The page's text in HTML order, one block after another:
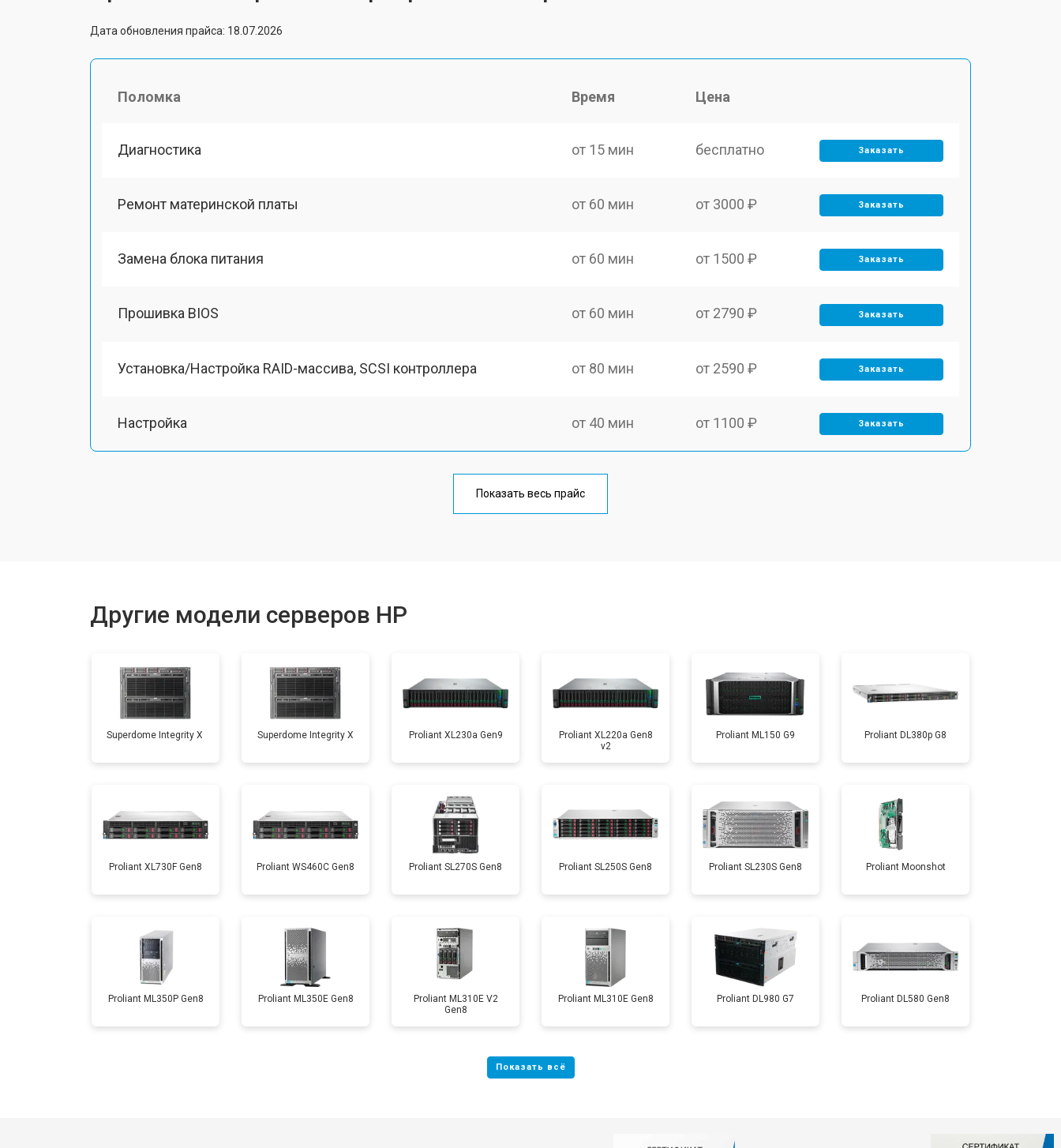
Дата обновления прайса: 18.07.2026
Поломка Время Цена
Диагностика от 15 мин бесплатно Заказать
Ремонт материнской платы от 60 мин от 3000 ₽ Заказать
Замена блока питания от 60 мин от 1500 ₽ Заказать
Прошивка BIOS от 60 мин от 2790 ₽ Заказать
Установка/Настройка RAID-массива, SCSI контроллера от 80 мин от 2590 ₽ Заказать
Настройка от 40 мин от 1100 ₽ Заказать
Показать весь прайс
Другие модели серверов HP
Superdome Integrity Х Superdome Integrity Х Proliant XL230a Gen9
Proliant XL220a Gen8
v2
Proliant ML150 G9 Proliant DL380p G8
Proliant XL730F Gen8 Proliant WS460C Gen8 Proliant SL270S Gen8 Proliant SL250S Gen8 Proliant SL230S Gen8 Proliant Moonshot
Proliant ML350P Gen8 Proliant ML350E Gen8
Proliant ML310E V2
Gen8
Proliant ML310E Gen8 Proliant DL980 G7 Proliant DL580 Gen8